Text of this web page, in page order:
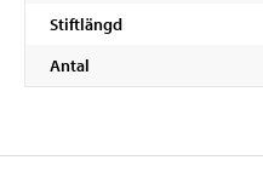
Stiftlängd
Antal